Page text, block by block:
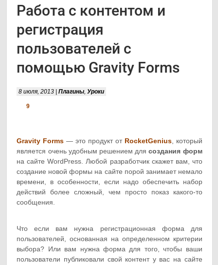
Работа с контентом и
регистрация
пользователей с
помощью Gravity Forms
8 июля, 2013 |Плагины,Уроки
9
Gravity Forms — это продукт от RocketGenius, который
является очень удобным решением длясоздания форм
на сайте WordPress. Любой разработчик скажет вам, что
создание новой формы на сайте порой занимает немало
времени, в особенности, если надо обеспечить набор
действий более сложный, чем просто показ какого-то
сообщения.
Что если вам нужна регистрационная форма для
пользователей, основанная на определенном критерии
выбора? Или вам нужна форма для того, чтобы ваши
пользователи публиковали свой контент у вас на сайте